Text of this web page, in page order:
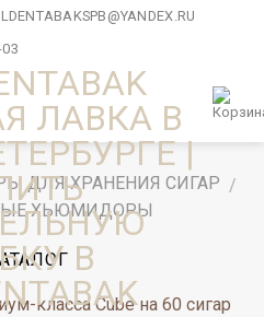
ДЛЯ ХРАНЕНИЯ СИГАР /
ХЬЮМИДОРЫ